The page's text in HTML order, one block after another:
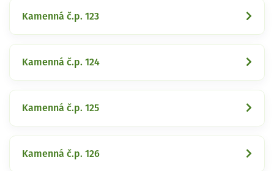
Kamenná č.p. 123
Kamenná č.p. 124
Kamenná č.p. 125
Kamenná č.p. 126